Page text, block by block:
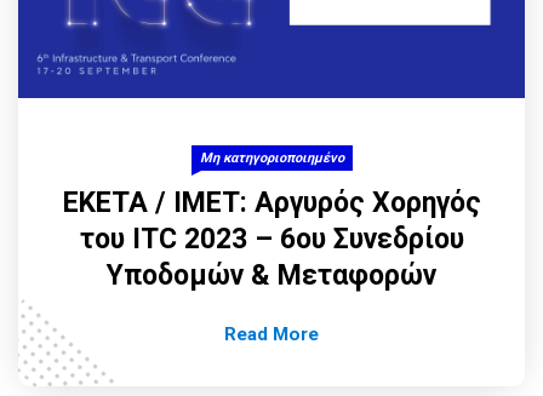
Μη κατηγοριοποιημένο
ΕΚΕΤΑ / ΙΜΕΤ: Αργυρός Χορηγός
του ITC 2023 – 6ου Συνεδρίου
Υποδομών & Μεταφορών
Read More